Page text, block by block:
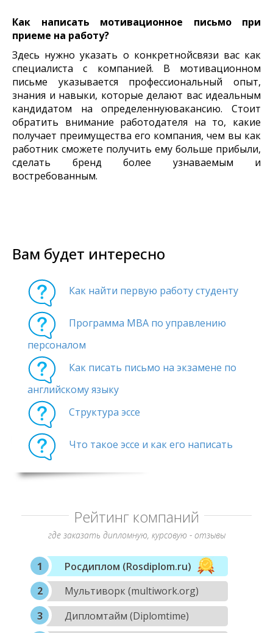
Как написать мотивационное письмо при
приеме на работу?
Здесь нужно указать о конкретнойсвязи вас как
специалиста с компанией. В мотивационном
письме указывается профессиональный опыт,
знания и навыки, которые делают вас идеальным
кандидатом на определеннуювакансию. Стоит
обратить внимание работодателя на то, какие
получает преимущества его компания, чем вы как
работник сможете получить ему больше прибыли,
сделать бренд более узнаваемым и
востребованным.
Вам будет интересно
Как найти первую работу студенту
Программа МВА по управлению
персоналом
Как писать письмо на экзамене по
английскому языку
Структура эссе
Что такое эссе и как его написать
Рейтинг компаний
где заказать дипломную, курсовую - отзывы
Росдиплом (Rosdiplom.ru)
Мультиворк (multiwork.org)
Дипломтайм (Diplomtime)